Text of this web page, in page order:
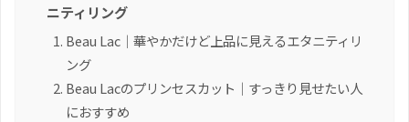
ニティリング
Beau Lac｜華やかだけど上品に見えるエタニティリ
ング
Beau Lacのプリンセスカット｜すっきり見せたい人
におすすめ